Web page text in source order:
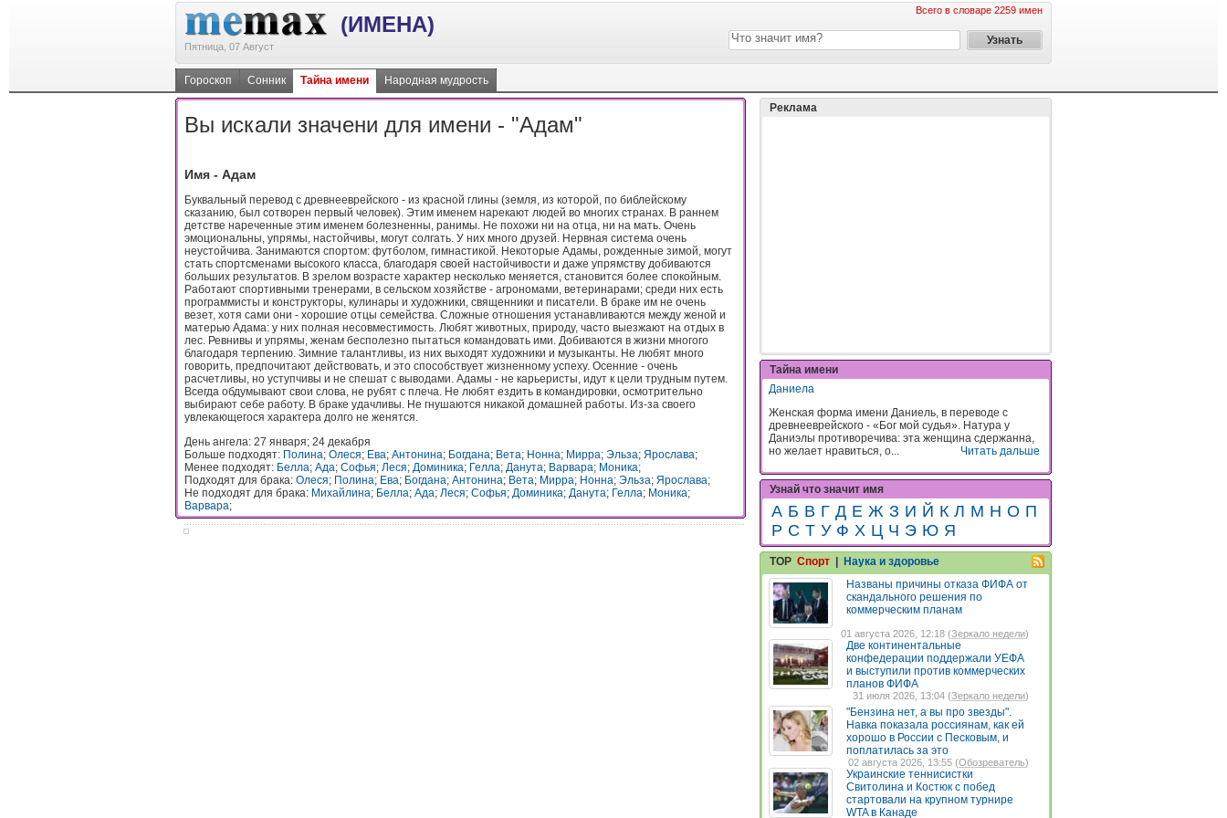
(ИМЕНА)
Пятница, 07 Август
Всего в словаре 2259 имен
Гороскоп Сонник Тайна имени Народная мудрость
Вы искали значени для имени - "Адам"
Имя - Адам
Буквальный перевод с древнееврейского - из красной глины (земля, из которой, по библейскому
сказанию, был сотворен первый человек). Этим именем нарекают людей во многих странах. В раннем
детстве нареченные этим именем болезненны, ранимы. Не похожи ни на отца, ни на мать. Очень
эмоциональны, упрямы, настойчивы, могут солгать. У них много друзей. Нервная система очень
неустойчива. Занимаются спортом: футболом, гимнастикой. Некоторые Адамы, рожденные зимой, могут
стать спортсменами высокого класса, благодаря своей настойчивости и даже упрямству добиваются
больших результатов. В зрелом возрасте характер несколько меняется, становится более спокойным.
Работают спортивными тренерами, в сельском хозяйстве - агрономами, ветеринарами; среди них есть
программисты и конструкторы, кулинары и художники, священники и писатели. В браке им не очень
везет, хотя сами они - хорошие отцы семейства. Сложные отношения устанавливаются между женой и
матерью Адама: у них полная несовместимость. Любят животных, природу, часто выезжают на отдых в
лес. Ревнивы и упрямы, женам бесполезно пытаться командовать ими. Добиваются в жизни многого
благодаря терпению. Зимние талантливы, из них выходят художники и музыканты. Не любят много
говорить, предпочитают действовать, и это способствует жизненному успеху. Осенние - очень
расчетливы, но уступчивы и не спешат с выводами. Адамы - не карьеристы, идут к цели трудным путем.
Всегда обдумывают свои слова, не рубят с плеча. Не любят ездить в командировки, осмотрительно
выбирают себе работу. В браке удачливы. Не гнушаются никакой домашней работы. Из-за своего
увлекающегося характера долго не женятся.
День ангела: 27 января; 24 декабря
Больше подходят: Полина; Олеся; Ева; Антонина; Богдана; Вета; Нонна; Мирра; Эльза; Ярослава;
Менее подходят: Белла; Ада; Софья; Леся; Доминика; Гелла; Данута; Варвара; Моника;
Подходят для брака: Олеся; Полина; Ева; Богдана; Антонина; Вета; Мирра; Нонна; Эльза; Ярослава;
Не подходят для брака: Михайлина; Белла; Ада; Леся; Софья; Доминика; Данута; Гелла; Моника;
Варвара;
Реклама
Тайна имени
Даниела
Женская форма имени Даниель, в переводе с
древнееврейского - «Бог мой судья». Натура у
Даниэлы противоречива: эта женщина сдержанна,
но желает нравиться, о...
Читать дальше
Узнай что значит имя
А Б В Г Д Е Ж З И Й К Л М Н О П
Р С Т У Ф Х Ц Ч Э Ю Я
TOP Спорт | Наука и здоровье
Названы причины отказа ФИФА от
скандального решения по
коммерческим планам
01 августа 2026, 12:18 (Зеркало недели)
Две континентальные
конфедерации поддержали УЕФА
и выступили против коммерческих
планов ФИФА
31 июля 2026, 13:04 (Зеркало недели)
"Бензина нет, а вы про звезды".
Навка показала россиянам, как ей
хорошо в России с Песковым, и
поплатилась за это
02 августа 2026, 13:55 (Обозреватель)
Украинские теннисистки
Свитолина и Костюк с побед
стартовали на крупном турнире
WTA в Канаде